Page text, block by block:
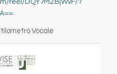
reel/DQY7MZBjWvF/?
Vocale